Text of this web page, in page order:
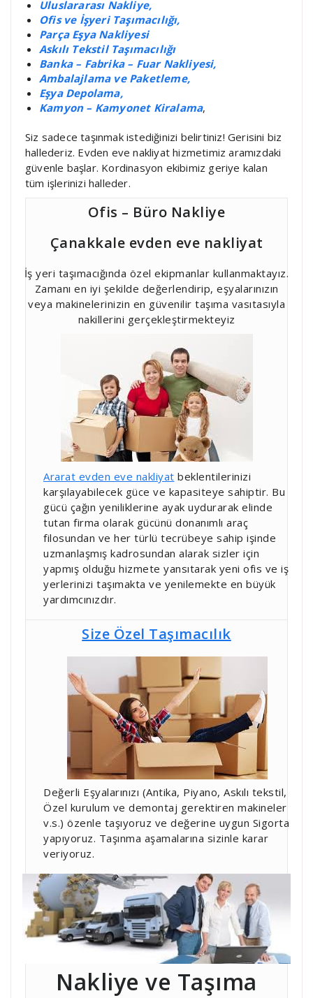
Uluslararası Nakliye,
Ofis ve İşyeri Taşımacılığı,
Parça Eşya Nakliyesi
Askılı Tekstil Taşımacılığı
Banka – Fabrika – Fuar Nakliyesi,
Ambalajlama ve Paketleme,
Eşya Depolama,
Kamyon – Kamyonet Kiralama,
Siz sadece taşınmak istediğinizi belirtiniz! Gerisini biz
hallederiz. Evden eve nakliyat hizmetimiz aramızdaki
güvenle başlar. Kordinasyon ekibimiz geriye kalan
tüm işlerinizi halleder.
Ofis – Büro Nakliye
Çanakkale evden eve nakliyat
İş yeri taşımacığında özel ekipmanlar kullanmaktayız.
Zamanı en iyi şekilde değerlendirip, eşyalarınızın
veya makinelerinizin en güvenilir taşıma vasıtasıyla
nakillerini gerçekleştirmekteyiz
Ararat evden eve nakliyat beklentilerinizi
karşılayabilecek güce ve kapasiteye sahiptir. Bu
gücü çağın yeniliklerine ayak uydurarak elinde
tutan firma olarak gücünü donanımlı araç
filosundan ve her türlü tecrübeye sahip işinde
uzmanlaşmış kadrosundan alarak sizler için
yapmış olduğu hizmete yansıtarak yeni ofis ve iş
yerlerinizi taşımakta ve yenilemekte en büyük
yardımcınızdır.
Size Özel Taşımacılık
Değerli Eşyalarınızı (Antika, Piyano, Askılı tekstil,
Özel kurulum ve demontaj gerektiren makineler
v.s.) özenle taşıyoruz ve değerine uygun Sigorta
yapıyoruz. Taşınma aşamalarına sizinle karar
veriyoruz.
Nakliye ve Taşıma